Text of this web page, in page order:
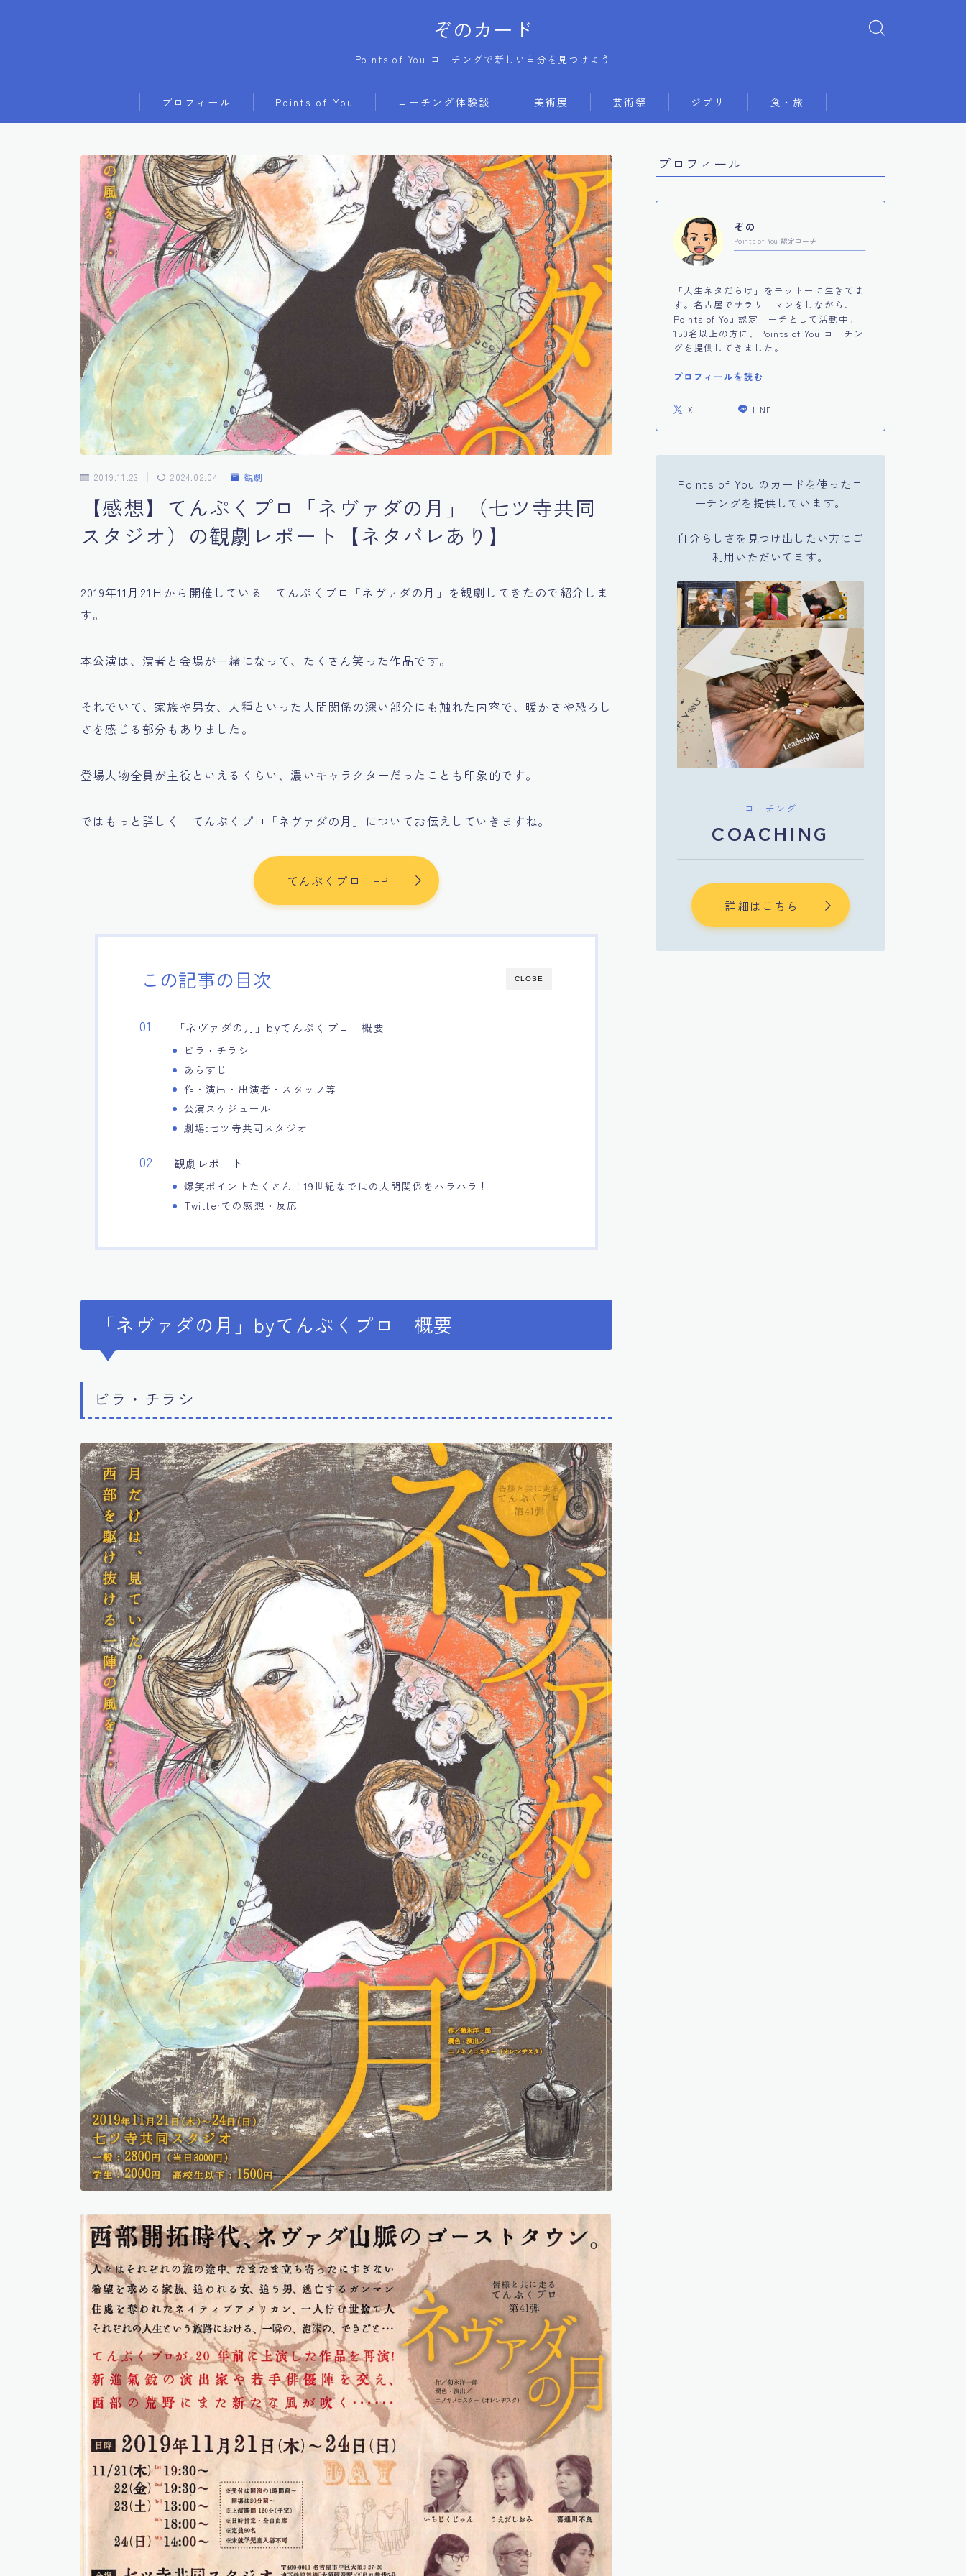
ぞのカード
Points of You コーチングで新しい自分を見つけよう
プロフィール Points of You コーチング体験談 美術展 芸術祭 ジブリ 食・旅
2019.11.23 2024.02.04 観劇
【感想】てんぷくプロ「ネヴァダの月」（七ツ寺共同
スタジオ）の観劇レポート【ネタバレあり】
2019年11月21日から開催している てんぷくプロ「ネヴァダの月」を観劇してきたので紹介しま
す。
本公演は、演者と会場が一緒になって、たくさん笑った作品です。
それでいて、家族や男女、人種といった人間関係の深い部分にも触れた内容で、暖かさや恐ろし
さを感じる部分もありました。
登場人物全員が主役といえるくらい、濃いキャラクターだったことも印象的です。
ではもっと詳しく てんぷくプロ「ネヴァダの月」についてお伝えしていきますね。
てんぷくプロ HP
CLOSE
この記事の目次
「ネヴァダの月」byてんぷくプロ 概要
ビラ・チラシ
あらすじ
作・演出・出演者・スタッフ等
公演スケジュール
劇場:七ツ寺共同スタジオ
観劇レポート
爆笑ポイントたくさん！19世紀なではの人間関係をハラハラ！
Twitterでの感想・反応
「ネヴァダの月」byてんぷくプロ 概要
ビラ・チラシ
プロフィール
ぞの
Points of You 認定コーチ
「人生ネタだらけ」をモットーに生きてま
す。名古屋でサラリーマンをしながら、
Points of You 認定コーチとして活動中。
150名以上の方に、Points of You コーチン
グを提供してきました。
プロフィールを読む
X LINE
Points of You のカードを使ったコ
ーチングを提供しています。
自分らしさを見つけ出したい方にご
利用いただいてます。
コーチング
COACHING
詳細はこちら